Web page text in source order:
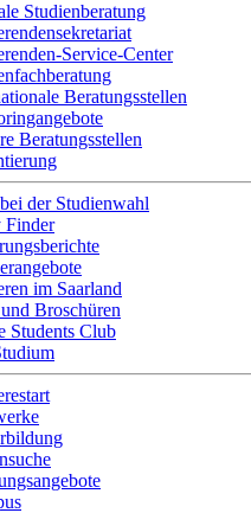
Studienberatung
Service-Center
Beratungsstellen
Beratungsstellen
der Studienwahl
Finder
im Saarland
Broschüren
Students Club